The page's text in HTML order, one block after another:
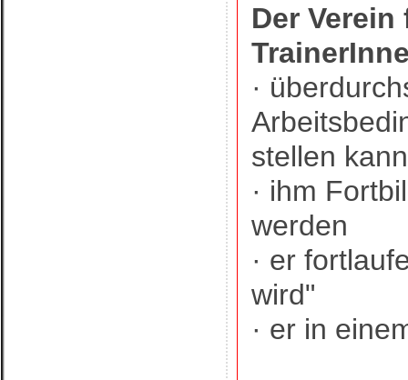
Der
·
stellen kann
· ihm
werden
· er
wird"
· er in